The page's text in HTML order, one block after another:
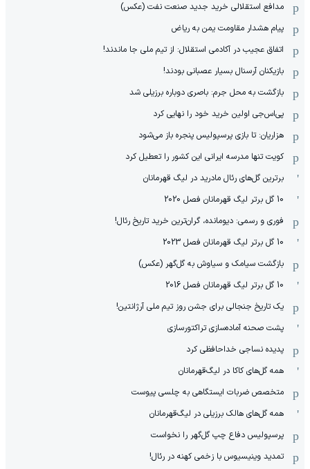
مدافع استقلالی خرید جدید صنعت نفت (عکس)
پیام هشدار مقاومت یمن به ریاض
اتفاق عجیب در آکادمی استقلال: از تیم ملی جا ماندند!
بازیکنان آرسنال بسیار عصبانی بودند!
بازگشت به محل جرم: باصری دوباره برزیلی شد
پی‌اس‌جی اولین خرید خود را نهایی کرد
هزاریان: تا بازی پرسپولیس پنجره باز می‌شود
کویت تنها مدرسه ایرانی این کشور را تعطیل کرد
برترین گل‌های رئال مادرید در لیگ قهرمانان
10 گل برتر لیگ قهرمانان فصل 2020
فوری و رسمی: دیومانده، گران‌ترین خرید تاریخ رئال!
10 گل برتر لیگ قهرمانان فصل 2023
بازگشت سیامک و سیاوش به گل‌گهر (عکس)
10 گل برتر لیگ قهرمانان فصل 2016
یک تاریخ جنجالی برای جشن روز تیم ملی آرژانتین!
پشت صحنه آماده‌سازی تراکتورسازی
پدیده نساجی خداحافظی کرد
همه گل‌های کاکا در لیگ‌قهرمانان
متخصص ضربات ایستگاهی به چلسی پیوست
همه گل‌های هالک برزیلی در لیگ‌قهرمانان
پرسپولیس دفاع چپ گل‌گهر را نخواست
تمدید وینیسیوس با زخمی کهنه در رئال!